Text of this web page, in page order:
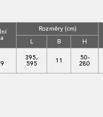
Rozměry (cm)
L B
H
395,
595 11 50-
280